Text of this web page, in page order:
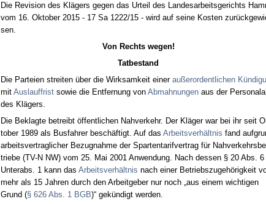
Die Re­vi­si­on des Klägers ge­gen das Ur­teil des Lan­des­ar­beits­ge­richts
vom 16. Ok­to­ber 2015 - 17 Sa 1222/15 - wird auf sei­ne Kos­ten
sen.
Von Rechts we­gen!
Tat­be­stand
Die Par­tei­en strei­ten über die Wirk­sam­keit ei­ner außer­or­dent­li­chen
mit Aus­lauf­fristso­wie die Ent­fer­nung von Ab­mah­nun­genaus der
des Klägers.
Die Be­klag­te be­treibt öffent­li­chen Nah­ver­kehr. Der Kläger war bei ihr seit
to­ber 1989 als Bus­fah­rer beschäftigt. Auf das Ar­beits­verhält­nis fand
ar­beits­ver­trag­li­cher Be­zug­nah­me der Spar­ten­ta­rif­ver­trag für
trie­be (TV-N NW) vom 25. Mai 2001 An­wen­dung. Nach des­sen § 20 Abs. 6
Un­terabs. 1 kann das Ar­beits­verhält­nis nach ei­ner Be­triebs­zu­gehörig­keit
mehr als 15 Jah­ren durch den Ar­beit­ge­ber nur noch „aus ei­nem wich­ti­gen
Grund (§ 626 Abs. 1 BGB)“ gekündigt wer­den.